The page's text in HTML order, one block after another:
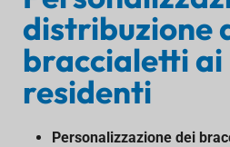
distribuzione
braccialetti ai
residenti
Personalizzazione dei